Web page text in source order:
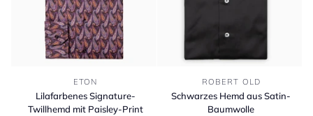
Signature-
Twillhemd
ETON
Lilafarbenes Signature-
Twillhemd mit Paisley-Print
Schwarzes
Hemd
ROBERT OLD
Schwarzes Hemd aus Satin-
Baumwolle